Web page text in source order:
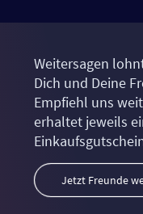
Weitersagen
Dich und Deine
Empfiehl uns
erhaltet jeweils
Jetzt Freunde